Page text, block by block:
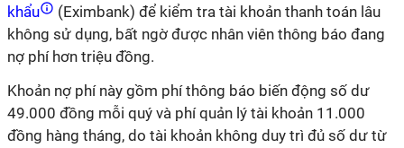
khẩu
(Eximbank) để kiểm tra tài khoản thanh toán lâu
không sử dụng, bất ngờ được nhân viên thông báo đang
nợ phí hơn triệu đồng.
Khoản nợ phí này gồm phí thông báo biến động số dư
49.000 đồng mỗi quý và phí quản lý tài khoản 11.000
đồng hàng tháng, do tài khoản không duy trì đủ số dư từ